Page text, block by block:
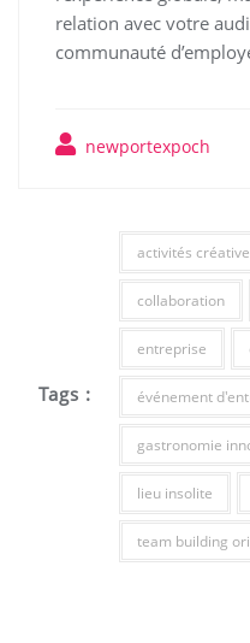
relation avec votre
communauté
newportexpoch
Tags :
activités
collaboration
entreprise
événement
gastronomie
lieu insolite
team building